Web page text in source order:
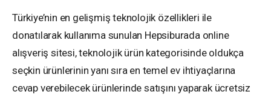
Türkiye’nin en gelişmiş teknolojik özellikleri ile
donatılarak kullanıma sunulan Hepsiburada online
alışveriş sitesi, teknolojik ürün kategorisinde oldukça
seçkin ürünlerinin yanı sıra en temel ev ihtiyaçlarına
cevap verebilecek ürünlerinde satışını yaparak ücretsiz